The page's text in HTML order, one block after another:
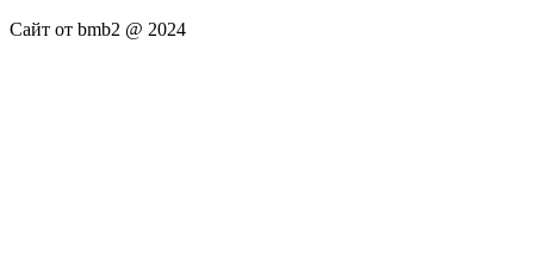
Сайт от bmb2 @ 2024